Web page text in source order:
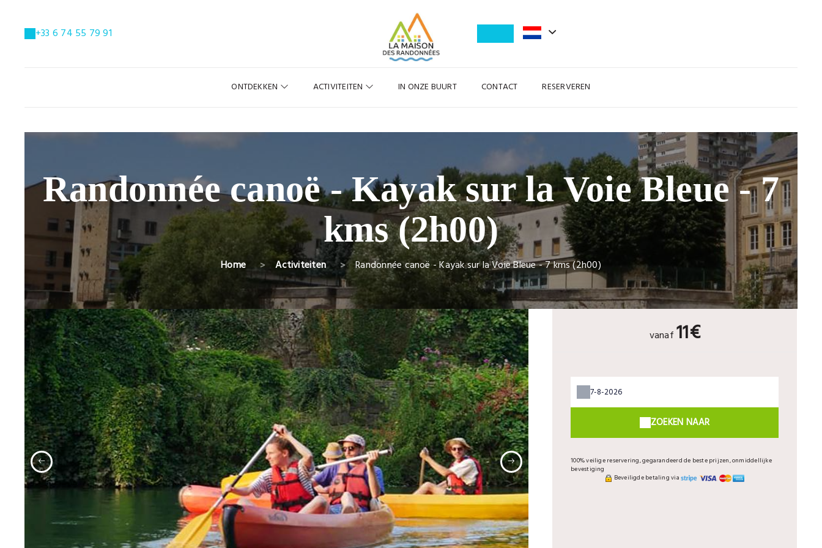
+33 6 74 55 79 91
ONTDEKKEN ACTIVITEITEN IN ONZE BUURT CONTACT RESERVEREN
Randonnée canoë - Kayak sur la Voie Bleue - 7
kms (2h00)
Home Activiteiten Randonnée canoë - Kayak sur la Voie Bleue - 7 kms (2h00)
vanaf11€
ZOEKEN NAAR
100% veilige reservering, gegarandeerd de beste prijzen, onmiddellijke
bevestiging
Beveiligde betaling via